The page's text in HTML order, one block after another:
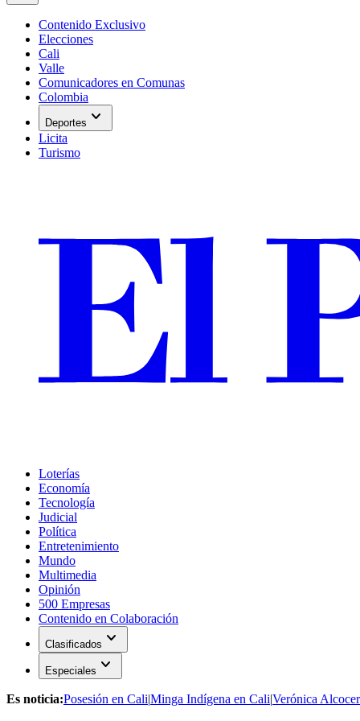
Contenido Exclusivo
Elecciones
Cali
Valle
Comunicadores en Comunas
Colombia
Deportes expand_more
Licita
Turismo
Loterías
Economía
Tecnología
Judicial
Política
Entretenimiento
Mundo
Multimedia
Opinión
500 Empresas
Contenido en Colaboración
Clasificados expand_more
Especiales expand_more
Es noticia:Posesión en Cali|Minga Indígena en Cali|Verónica Alcocer